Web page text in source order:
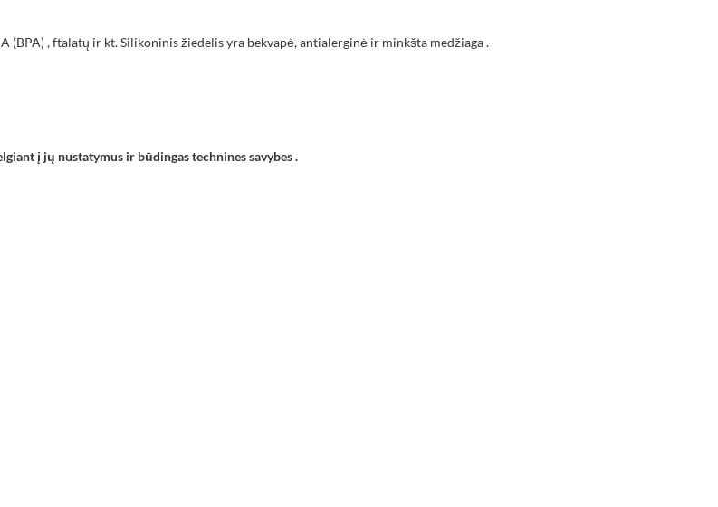
, ftalatų ir kt. Silikoninis žiedelis yra bekvapė, antialerginė ir minkšta medžiaga .
į jų nustatymus ir būdingas technines savybes .